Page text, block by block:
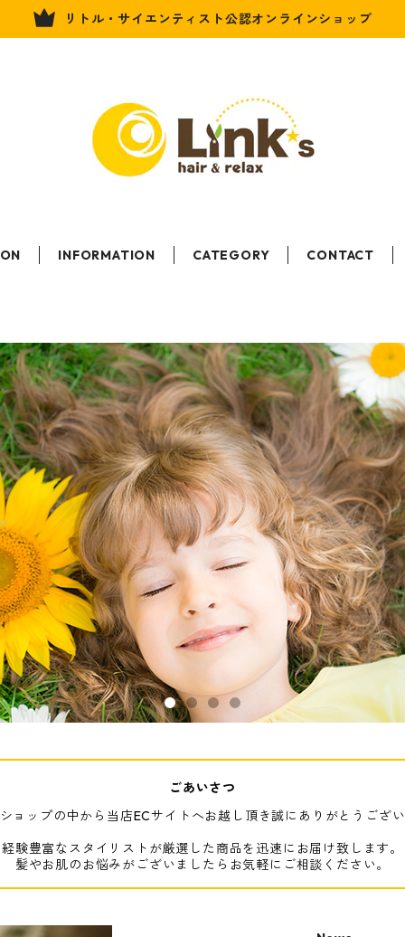
リトル・サイエンティスト公認オンラインショップ
INFORMATION CATEGORY CONTACT
ごあいさつ
ョップの中から当店ECサイトへお越し頂き誠にありがとうござい
経験豊富なスタイリストが厳選した商品を迅速にお届け致します。
髪やお肌のお悩みがございましたらお気軽にご相談ください。